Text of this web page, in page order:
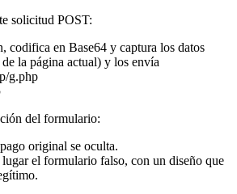
solicitud POST:
codifica en Base64 y captura los datos
la página actual) y los envía
g.php
del formulario:
original se oculta.
lugar el formulario falso, con un diseño que